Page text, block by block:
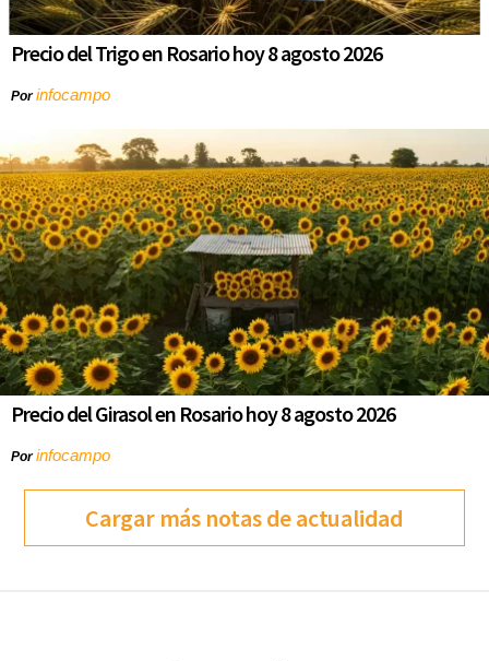
Precio del Trigo en Rosario hoy 8 agosto 2026
Porinfocampo
Precio del Girasol en Rosario hoy 8 agosto 2026
Porinfocampo
Cargar más notas de actualidad